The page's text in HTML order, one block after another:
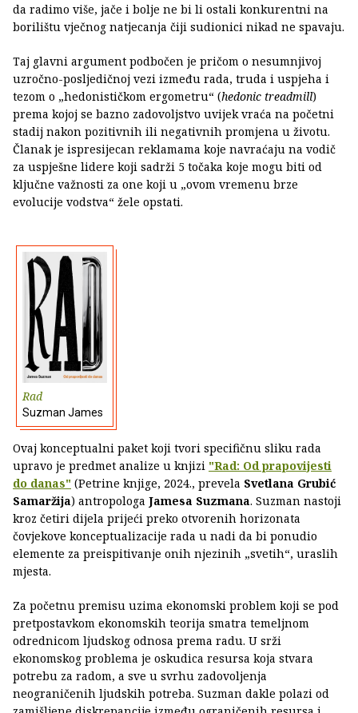
da radimo više, jače i bolje ne bi li ostali konkurentni na
borilištu vječnog natjecanja čiji sudionici nikad ne spavaju.
Taj glavni argument podbočen je pričom o nesumnjivoj
uzročno-posljedičnoj vezi između rada, truda i uspjeha i
tezom o „hedonističkom ergometru“ (hedonic treadmill)
prema kojoj se bazno zadovoljstvo uvijek vraća na početni
stadij nakon pozitivnih ili negativnih promjena u životu.
Članak je ispresijecan reklamama koje navraćaju na vodič
za uspješne lidere koji sadrži 5 točaka koje mogu biti od
ključne važnosti za one koji u „ovom vremenu brze
evolucije vodstva“ žele opstati.
Rad
Suzman James
Ovaj konceptualni paket koji tvori specifičnu sliku rada
upravo je predmet analize u knjizi "Rad: Od prapovijesti
do danas" (Petrine knjige, 2024., prevela Svetlana Grubić
Samaržija) antropologa Jamesa Suzmana. Suzman nastoji
kroz četiri dijela prijeći preko otvorenih horizonata
čovjekove konceptualizacije rada u nadi da bi ponudio
elemente za preispitivanje onih njezinih „svetih“, uraslih
mjesta.
Za početnu premisu uzima ekonomski problem koji se pod
pretpostavkom ekonomskih teorija smatra temeljnom
odrednicom ljudskog odnosa prema radu. U srži
ekonomskog problema je oskudica resursa koja stvara
potrebu za radom, a sve u svrhu zadovoljenja
neograničenih ljudskih potreba. Suzman dakle polazi od